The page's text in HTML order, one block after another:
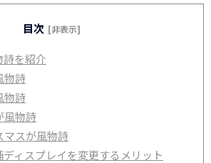
目次 [非表示]
詩を紹介
物詩
物詩
風物詩
マスが風物詩
ィスプレイを変更するメリット